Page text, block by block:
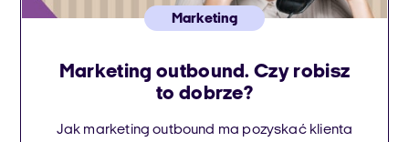
Marketing
Marketing outbound. Czy robisz
to dobrze?
Jak marketing outbound ma pozyskać klienta